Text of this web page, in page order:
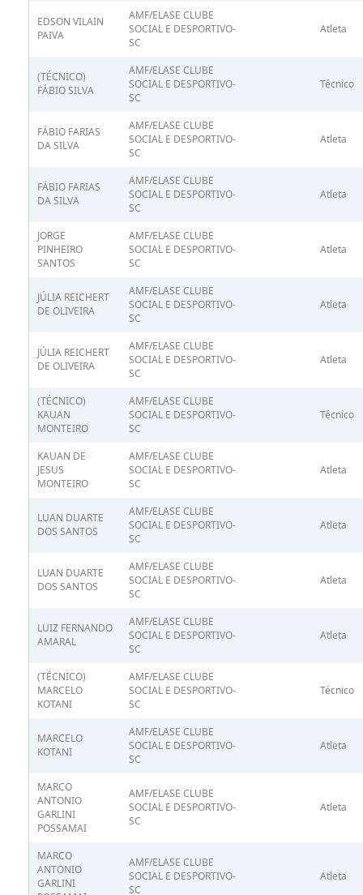
EDSON VILAIN
PAIVA
AMF/ELASE CLUBE
SOCIAL E DESPORTIVO-
SC
Atleta
(TÉCNICO)
FÁBIO SILVA
AMF/ELASE CLUBE
SOCIAL E DESPORTIVO-
SC
Técnico
FÁBIO FARIAS
DA SILVA
AMF/ELASE CLUBE
SOCIAL E DESPORTIVO-
SC
Atleta
FÁBIO FARIAS
DA SILVA
AMF/ELASE CLUBE
SOCIAL E DESPORTIVO-
SC
Atleta
JORGE
PINHEIRO
SANTOS
AMF/ELASE CLUBE
SOCIAL E DESPORTIVO-
SC
Atleta
JÚLIA REICHERT
DE OLIVEIRA
AMF/ELASE CLUBE
SOCIAL E DESPORTIVO-
SC
Atleta
JÚLIA REICHERT
DE OLIVEIRA
AMF/ELASE CLUBE
SOCIAL E DESPORTIVO-
SC
Atleta
(TÉCNICO)
KAUAN
MONTEIRO
AMF/ELASE CLUBE
SOCIAL E DESPORTIVO-
SC
Técnico
KAUAN DE
JESUS
MONTEIRO
AMF/ELASE CLUBE
SOCIAL E DESPORTIVO-
SC
Atleta
LUAN DUARTE
DOS SANTOS
AMF/ELASE CLUBE
SOCIAL E DESPORTIVO-
SC
Atleta
LUAN DUARTE
DOS SANTOS
AMF/ELASE CLUBE
SOCIAL E DESPORTIVO-
SC
Atleta
LUIZ FERNANDO
AMARAL
AMF/ELASE CLUBE
SOCIAL E DESPORTIVO-
SC
Atleta
(TÉCNICO)
MARCELO
KOTANI
AMF/ELASE CLUBE
SOCIAL E DESPORTIVO-
SC
Técnico
MARCELO
KOTANI
AMF/ELASE CLUBE
SOCIAL E DESPORTIVO-
SC
Atleta
MARCO
ANTONIO
GARLINI
POSSAMAI
AMF/ELASE CLUBE
SOCIAL E DESPORTIVO-
SC
Atleta
MARCO
ANTONIO
GARLINI
AMF/ELASE CLUBE
SOCIAL E DESPORTIVO-
SC
Atleta